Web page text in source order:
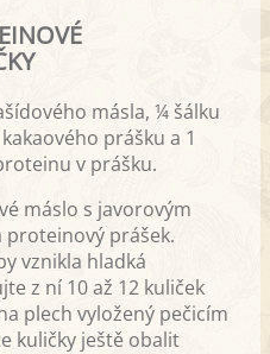
másla, ¼ šálku
prášku a 1
v prášku.
máslo s javorovým
proteinový prášek.
vznikla hladká
z ní 10 až 12 kuliček
plech vyložený pečicím
kuličky ještě obalit